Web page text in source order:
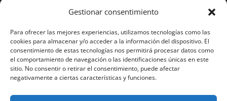
Gestionar consentimiento
Para ofrecer las mejores experiencias, utilizamos tecnologías como las
cookies para almacenar y/o acceder a la información del dispositivo. El
consentimiento de estas tecnologías nos permitirá procesar datos como
el comportamiento de navegación o las identificaciones únicas en este
sitio. No consentir o retirar el consentimiento, puede afectar
negativamente a ciertas características y funciones.